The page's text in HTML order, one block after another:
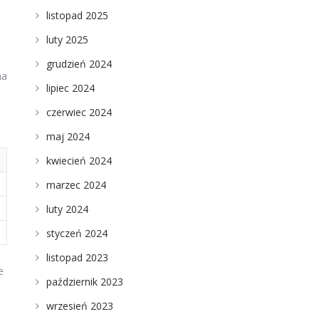
listopad 2025
luty 2025
grudzień 2024
lipiec 2024
czerwiec 2024
maj 2024
kwiecień 2024
marzec 2024
luty 2024
styczeń 2024
listopad 2023
październik 2023
wrzesień 2023